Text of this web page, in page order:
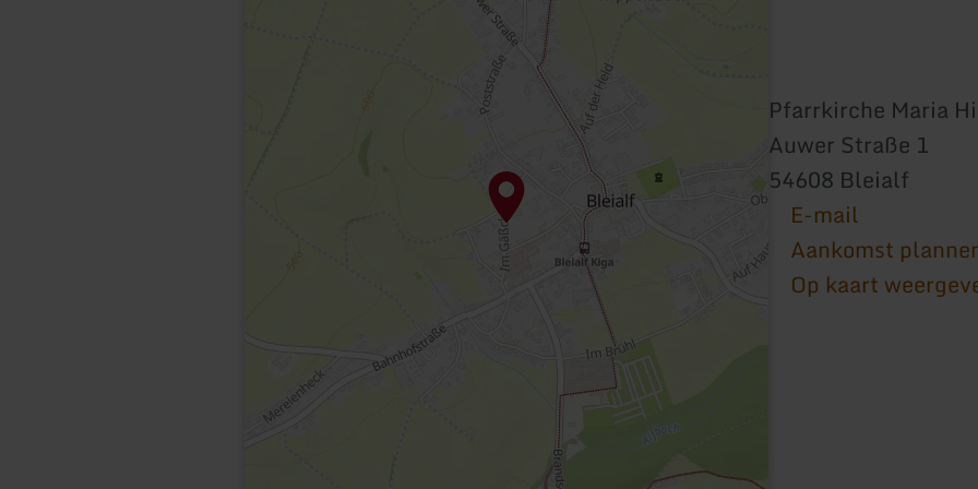
Pfarrkirche Maria
Auwer Straße 1
54608 Bleialf
E-mail
Aankomst
Op kaart